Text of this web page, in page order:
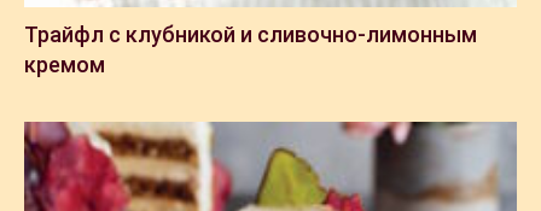
Трайфл с клубникой и сливочно-лимонным
кремом